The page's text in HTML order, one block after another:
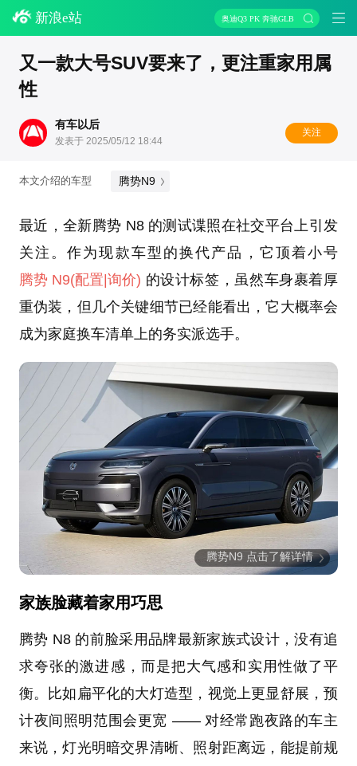
新浪e站 奥迪Q3 PK 奔驰GLB
又一款大号SUV要来了，更注重家用属
性
有车以后
发表于 2025/05/12 18:44
关注
本文介绍的车型 腾势N9
最近，全新腾势 N8 的测试谍照在社交平台上引发
关注。作为现款车型的换代产品，它顶着小号
腾势 N9(配置|询价) 的设计标签，虽然车身裹着厚
重伪装，但几个关键细节已经能看出，它大概率会
成为家庭换车清单上的务实派选手。
腾势N9 点击了解详情
家族脸藏着家用巧思
腾势 N8 的前脸采用品牌最新家族式设计，没有追
求夸张的激进感，而是把大气感和实用性做了平
衡。比如扁平化的大灯造型，视觉上更显舒展，预
计夜间照明范围会更宽 —— 对经常跑夜路的车主
来说，灯光明暗交界清晰、照射距离远，能提前规